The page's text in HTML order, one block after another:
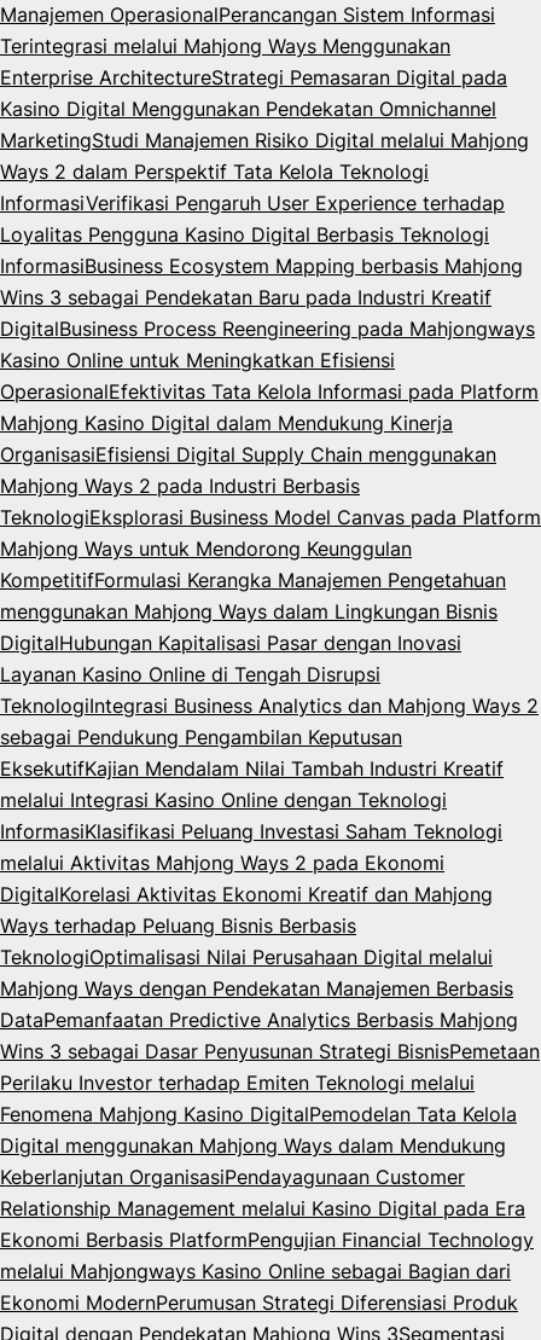
Manajemen OperasionalPerancangan Sistem Informasi
Terintegrasi melalui Mahjong Ways Menggunakan
Enterprise ArchitectureStrategi Pemasaran Digital pada
Kasino Digital Menggunakan Pendekatan Omnichannel
MarketingStudi Manajemen Risiko Digital melalui Mahjong
Ways 2 dalam Perspektif Tata Kelola Teknologi
InformasiVerifikasi Pengaruh User Experience terhadap
Loyalitas Pengguna Kasino Digital Berbasis Teknologi
InformasiBusiness Ecosystem Mapping berbasis Mahjong
Wins 3 sebagai Pendekatan Baru pada Industri Kreatif
DigitalBusiness Process Reengineering pada Mahjongways
Kasino Online untuk Meningkatkan Efisiensi
OperasionalEfektivitas Tata Kelola Informasi pada Platform
Mahjong Kasino Digital dalam Mendukung Kinerja
OrganisasiEfisiensi Digital Supply Chain menggunakan
Mahjong Ways 2 pada Industri Berbasis
TeknologiEksplorasi Business Model Canvas pada Platform
Mahjong Ways untuk Mendorong Keunggulan
KompetitifFormulasi Kerangka Manajemen Pengetahuan
menggunakan Mahjong Ways dalam Lingkungan Bisnis
DigitalHubungan Kapitalisasi Pasar dengan Inovasi
Layanan Kasino Online di Tengah Disrupsi
TeknologiIntegrasi Business Analytics dan Mahjong Ways 2
sebagai Pendukung Pengambilan Keputusan
EksekutifKajian Mendalam Nilai Tambah Industri Kreatif
melalui Integrasi Kasino Online dengan Teknologi
InformasiKlasifikasi Peluang Investasi Saham Teknologi
melalui Aktivitas Mahjong Ways 2 pada Ekonomi
DigitalKorelasi Aktivitas Ekonomi Kreatif dan Mahjong
Ways terhadap Peluang Bisnis Berbasis
TeknologiOptimalisasi Nilai Perusahaan Digital melalui
Mahjong Ways dengan Pendekatan Manajemen Berbasis
DataPemanfaatan Predictive Analytics Berbasis Mahjong
Wins 3 sebagai Dasar Penyusunan Strategi BisnisPemetaan
Perilaku Investor terhadap Emiten Teknologi melalui
Fenomena Mahjong Kasino DigitalPemodelan Tata Kelola
Digital menggunakan Mahjong Ways dalam Mendukung
Keberlanjutan OrganisasiPendayagunaan Customer
Relationship Management melalui Kasino Digital pada Era
Ekonomi Berbasis PlatformPengujian Financial Technology
melalui Mahjongways Kasino Online sebagai Bagian dari
Ekonomi ModernPerumusan Strategi Diferensiasi Produk
Digital dengan Pendekatan Mahjong Wins 3Segmentasi